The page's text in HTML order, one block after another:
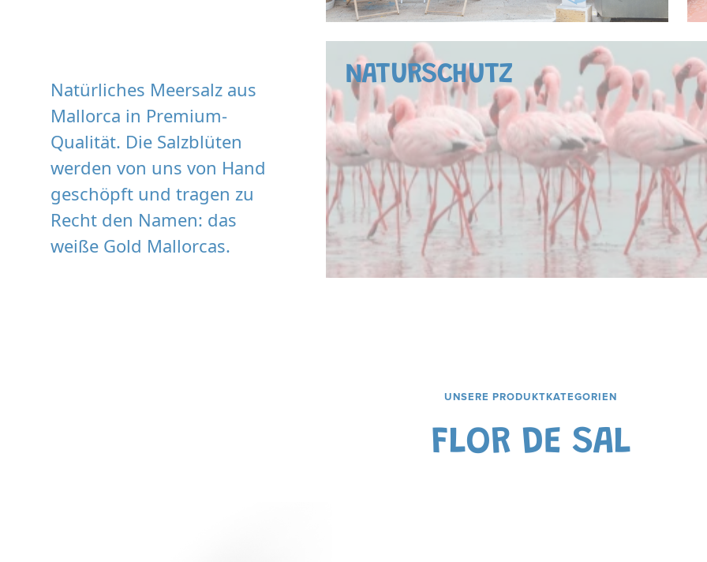
Natürliches Meersalz aus
Mallorca in Premium-
Qualität. Die Salzblüten
werden von uns von Hand
geschöpft und tragen zu
Recht den Namen: das
weiße Gold Mallorcas.
NATURSCHUTZ
UNSERE PRODUKTKATEGORIEN
FLOR DE SAL